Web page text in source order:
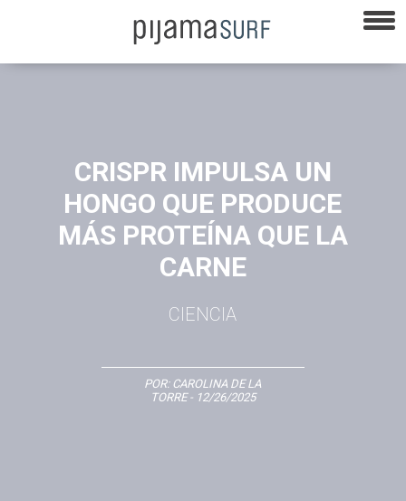
CRISPR IMPULSA UN
HONGO QUE PRODUCE
MÁS PROTEÍNA QUE LA
CARNE
CIENCIA
POR: CAROLINA DE LA
TORRE- 12/26/2025